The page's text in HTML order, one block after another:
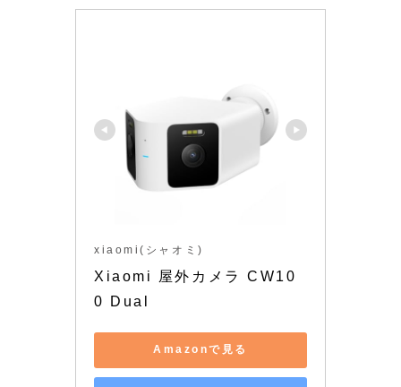
xiaomi(シャオミ)
Xiaomi 屋外カメラ CW10
0 Dual
Amazonで見る